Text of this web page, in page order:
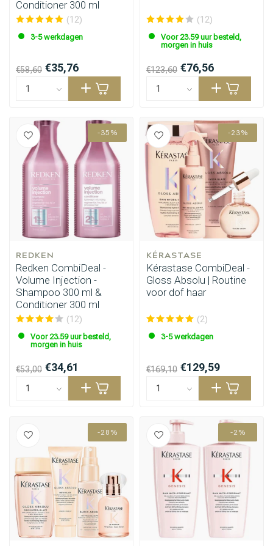
Conditioner 300 ml
(12)
3-5 werkdagen
€58,60 €35,76
(12)
Voor 23.59 uur besteld,
morgen in huis
€123,60 €76,56
-35%
REDKEN
Redken CombiDeal -
Volume Injection -
Shampoo 300 ml &
Conditioner 300 ml
(12)
Voor 23.59 uur besteld,
morgen in huis
€53,00 €34,61
-23%
KÉRASTASE
Kérastase CombiDeal -
Gloss Absolu | Routine
voor dof haar
(2)
3-5 werkdagen
€169,10 €129,59
-28% -2%